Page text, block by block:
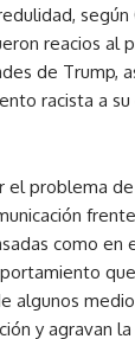
según
reacios al
de Trump,
racista a su
el problema
como en
algunos
y agravan la